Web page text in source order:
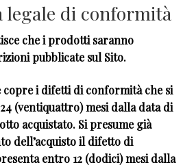
legale di conformità
che i prodotti saranno
pubblicate sul Sito.
copre i difetti di conformità che si
(ventiquattro) mesi dalla data di
acquistato. Si presume già
dell’acquisto il difetto di
entro 12 (dodici) mesi dalla